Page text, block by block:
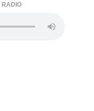
RADIO